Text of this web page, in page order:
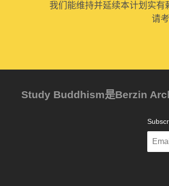
我们能维持并延续本计划实
请
Study Buddhism是Berzin
Enter